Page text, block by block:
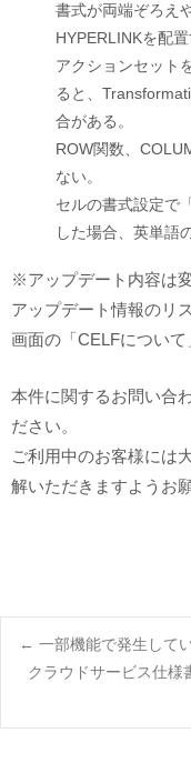
書式が両端ぞろえ
HYPERLINKを配
アクションセット
ると、
合がある。
ROW関数、
ない。
セルの書式設定で
した場合、英単語
※アップデート内容は
アップデート情報のリ
画面の「CELFについて
本件に関するお問い合
ださい。
ご利用中のお客様には
解いただきますようお
Post
← 一部機能で発生して
クラウドサービス仕